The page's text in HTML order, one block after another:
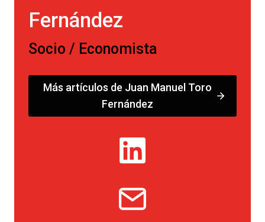
Fernández
Socio / Economista
Más artículos de Juan Manuel Toro
Fernández